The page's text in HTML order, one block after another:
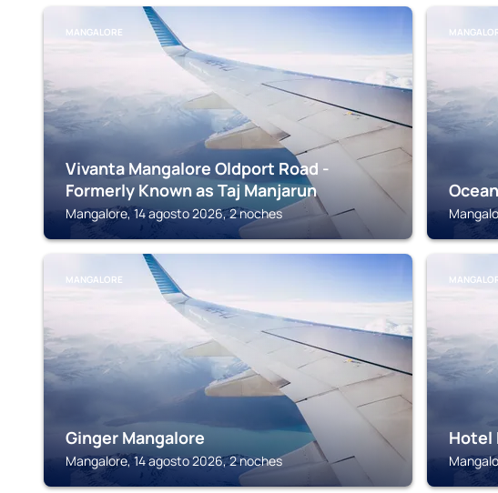
MANGALORE
Vivanta Mangalore Oldport Road -
Formerly Known as Taj Manjarun
Mangalore, 14 agosto 2026, 2 noches
MANGALORE
Ginger Mangalore
Mangalore, 14 agosto 2026, 2 noches
Hotel